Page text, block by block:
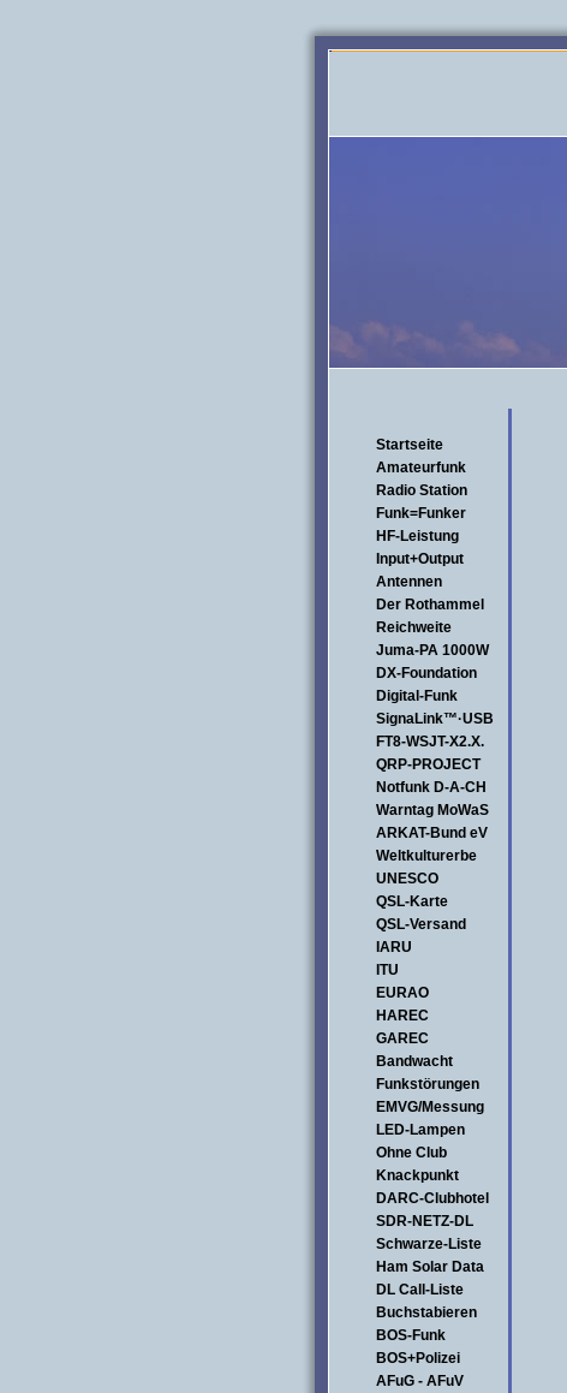
Startseite
Amateurfunk
Radio Station
Funk=Funker
HF-Leistung
Input+Output
Antennen
Der Rothammel
Reichweite
Juma-PA 1000W
DX-Foundation
Digital-Funk
SignaLink™·USB
FT8-WSJT-X2.X.
QRP-PROJECT
Notfunk D-A-CH
Warntag MoWaS
ARKAT-Bund eV
Weltkulturerbe
UNESCO
QSL-Karte
QSL-Versand
IARU
ITU
EURAO
HAREC
GAREC
Bandwacht
Funkstörungen
EMVG/Messung
LED-Lampen
Ohne Club
Knackpunkt
DARC-Clubhotel
SDR-NETZ-DL
Schwarze-Liste
Ham Solar Data
DL Call-Liste
Buchstabieren
BOS-Funk
BOS+Polizei
AFuG - AFuV